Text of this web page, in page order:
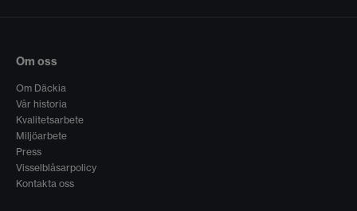
Om oss
Om Däckia
Vår historia
Kvalitetsarbete
Miljöarbete
Press
Visselblåsarpolicy
Kontakta oss